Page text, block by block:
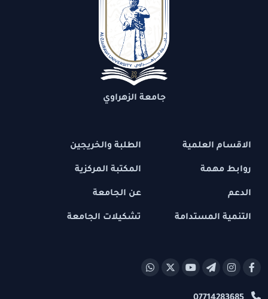
جامعة الزهراوي
الاقسام العلمية
روابط مهمة
الدعم
التنمية المستدامة
الطلبة والخريجين
المكتبة المركزية
عن الجامعة
تشكيلات الجامعة